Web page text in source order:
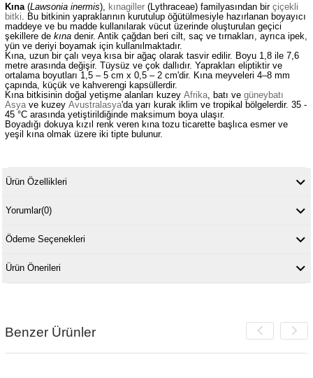
Kına(Lawsonia inermis), kınagiller(Lythraceae) familyasından bir çiçekli
bitki . Bu bitkinin yapraklarının kurutulup öğütülmesiyle hazırlanan boyayıcı
maddeye ve bu madde kullanılarak vücut üzerinde oluşturulan geçici
şekillere de kınadenir. Antik çağdan beri cilt, saç ve tırnakları, ayrıca ipek,
yün ve deriyi boyamak için kullanılmaktadır.
Kına, uzun bir çalı veya kısa bir ağaç olarak tasvir edilir. Boyu 1,8 ile 7,6
metre arasında değişir. Tüysüz ve çok dallıdır. Yaprakları eliptiktir ve
ortalama boyutları 1,5 – 5 cm x 0,5 – 2 cm'dir. Kına meyveleri 4–8 mm
çapında, küçük ve kahverengi kapsüllerdir.
Kına bitkisinin doğal yetişme alanları kuzey Afrika, batı ve güneybatı
Asyave kuzey Avustralasya'da yarı kurak iklim ve tropikal bölgelerdir. 35 -
45 °C arasında yetiştirildiğinde maksimum boya ulaşır.
Boyadığı dokuya kızıl renk veren kına tozu ticarette başlıca esmer ve
yeşil kına olmak üzere iki tipte bulunur.
Ürün Özellikleri
Yorumlar(0)
Ödeme Seçenekleri
Ürün Önerileri
Benzer Ürünler